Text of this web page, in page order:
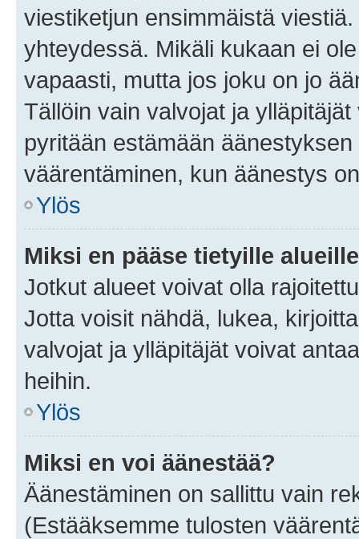
viestiketjun ensimmäistä
yhteydessä. Mikäli kukaan ei
vapaasti, mutta jos joku on jo
Tällöin vain valvojat ja
pyritään estämään
väärentäminen, kun äänestys
Ylös
Miksi en pääse tietyille
Jotkut alueet voivat olla
Jotta voisit nähdä, lukea,
valvojat ja ylläpitäjät voivat
heihin.
Ylös
Miksi en voi äänestää?
Äänestäminen on sallittu vain
(Estääksemme tulosten